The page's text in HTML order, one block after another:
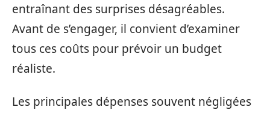
entraînant des surprises désagréables.
Avant de s’engager, il convient d’examiner
tous ces coûts pour prévoir un budget
réaliste.
Les principales dépenses souvent négligées